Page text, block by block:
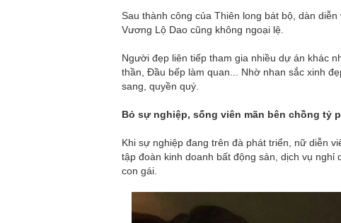
Sau thành công của Thiên long bát bộ, dàn
Vương Lộ Dao cũng không ngoại lệ.
Người đẹp liên tiếp tham gia nhiều dự án khác
thần, Đầu bếp làm quan... Nhờ nhan sắc xinh
sang, quyền quý.
Bỏ sự nghiệp, sống viên mãn bên chồng tỷ
Khi sự nghiệp đang trên đà phát triển, nữ diễn
tập đoàn kinh doanh bất động sản, dịch vụ
con gái.